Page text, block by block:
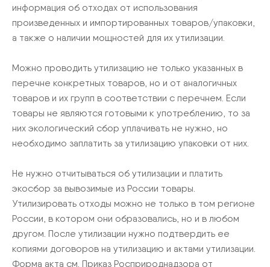
информация об отходах от использования
произведенных и импортированных товаров/упаковки,
а также о наличии мощностей для их утилизации.
Можно проводить утилизацию не только указанных в
перечне конкретных товаров, но и от аналогичных
товаров и их групп в соответствии с перечнем. Если
товары не являются готовыми к употреблению, то за
них экологический сбор уплачивать не нужно, но
необходимо заплатить за утилизацию упаковки от них.
Не нужно отчитываться об утилизации и платить
экосбор за вывозимые из России товары.
Утилизировать отходы можно не только в том регионе
России, в котором они образовались, но и в любом
другом. После утилизации нужно подтвердить ее
копиями договоров на утилизацию и актами утилизации.
Форма акта см. Приказ Росприроднадзора от